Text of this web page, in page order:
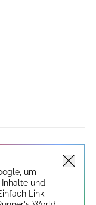
um
und
Link